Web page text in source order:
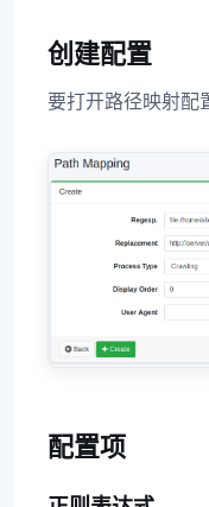
创建配置
要打开路径映射配
配置项